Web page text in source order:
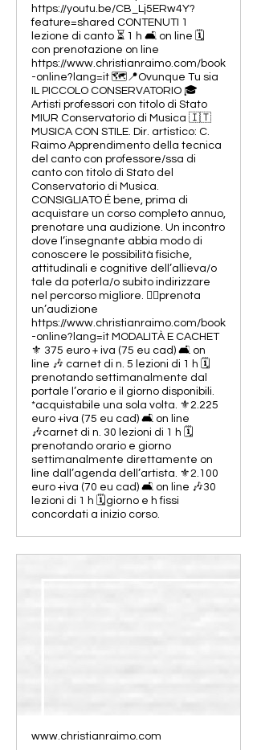
https://youtu.be/CB_Lj5ERw4Y?
feature=shared CONTENUTI 1
lezione di canto ⏳ 1 h 🛋️ on line 🗓️
con prenotazione on line
https://www.christianraimo.com/book
-online?lang=it 🗺️📍Ovunque Tu sia
IL PICCOLO CONSERVATORIO 🎓
Artisti professori con titolo di Stato
MIUR Conservatorio di Musica 🇮🇹
MUSICA CON STILE. Dir. artistico: C.
Raimo Apprendimento della tecnica
del canto con professore/ssa di
canto con titolo di Stato del
Conservatorio di Musica.
CONSIGLIATO É bene, prima di
acquistare un corso completo annuo,
prenotare una audizione. Un incontro
dove l’insegnante abbia modo di
conoscere le possibilità fisiche,
attitudinali e cognitive dell’allieva/o
tale da poterla/o subito indirizzare
nel percorso migliore. 👉🏻prenota
un’audizione
https://www.christianraimo.com/book
-online?lang=it MODALITÀ E CACHET
⚜️ 375 euro + iva (75 eu cad) 🛋️ on
line 🎶 carnet di n. 5 lezioni di 1 h 🗓️
prenotando settimanalmente dal
portale l’orario e il giorno disponibili.
*acquistabile una sola volta. ⚜️2.225
euro +iva (75 eu cad) 🛋️ on line
🎶carnet di n. 30 lezioni di 1 h 🗓️
prenotando orario e giorno
settimanalmente direttamente on
line dall’agenda dell’artista. ⚜️2.100
euro +iva (70 eu cad) 🛋️ on line 🎶30
lezioni di 1 h 🗓️giorno e h fissi
concordati a inizio corso.
www.christianraimo.com